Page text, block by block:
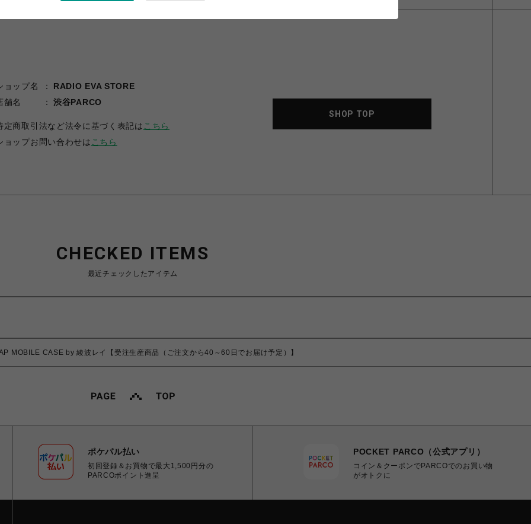
ョップ名
RADIO EVA STORE
舗名
渋谷PARCO
定商取引法など法令に基づく表記は こちら
ョップお問い合わせは こちら
SHOP TOP
CHECKED ITEMS
最近チェックしたアイテム
MOBILE CASE by 綾波レイ【受注生産商品（ご注文から40～60日でお届け予定）】
ポケパル払い
初回登録＆お買物で最大1,500円分の
PARCOポイント進呈
POCKET PARCO（公式アプリ）
コイン＆クーポンでPARCOでのお買い物
がオトクに